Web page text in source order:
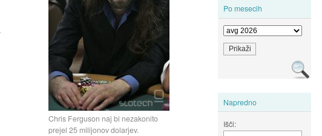
Po mesecih
Napredno
Išči:
Chris Ferguson naj bi nezakonito
prejel 25 milijonov dolarjev.